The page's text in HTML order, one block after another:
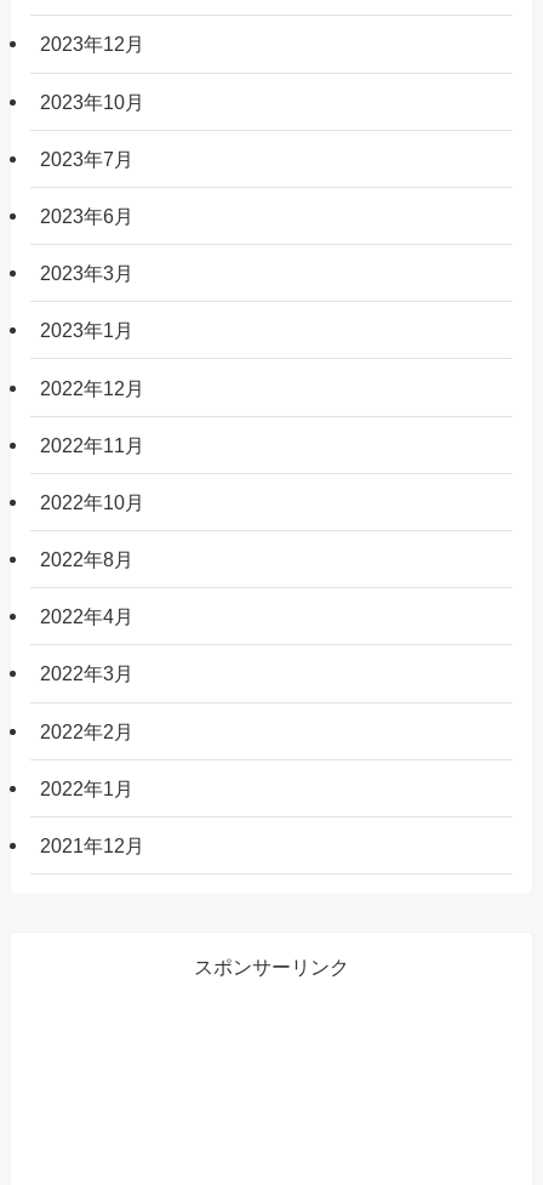
2023年12月
2023年10月
2023年7月
2023年6月
2023年3月
2023年1月
2022年12月
2022年11月
2022年10月
2022年8月
2022年4月
2022年3月
2022年2月
2022年1月
2021年12月
スポンサーリンク